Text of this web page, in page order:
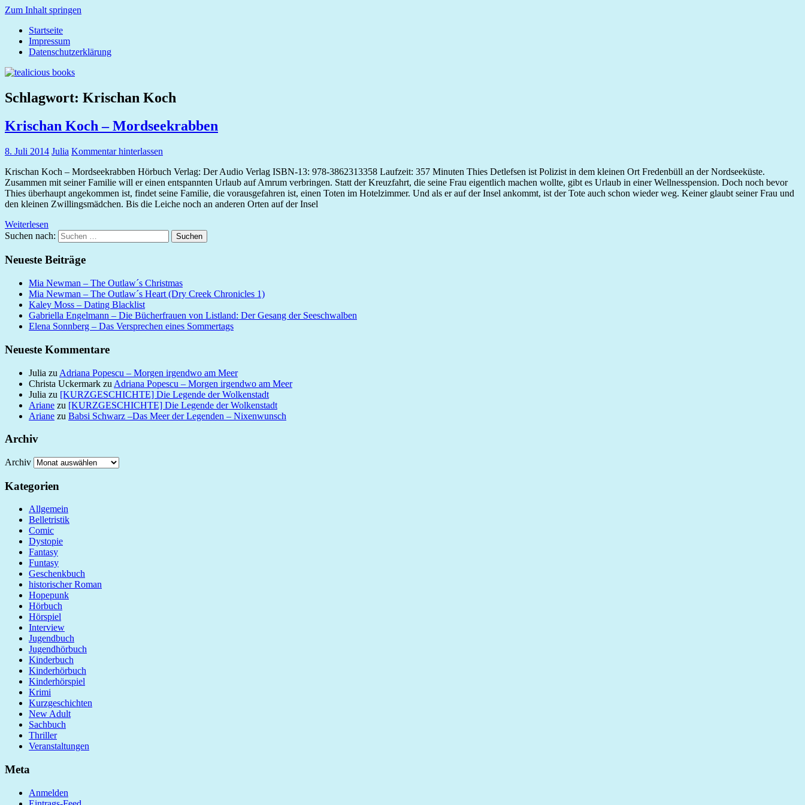
Zum Inhalt springen
tealicious
books
Startseite
Impressum
Datenschutzerklärung
Schlagwort: Krischan Koch
Krischan Koch – Mordseekrabben
8. Juli 2014 Julia Kommentar hinterlassen
Krischan Koch – Mordseekrabben Hörbuch Verlag: Der Audio Verlag ISBN-13: 978-3862313358 Laufzeit: 357 Minuten Thies Detlefsen ist Polizist in dem kleinen Ort Fredenbüll an der Nordseeküste.
Zusammen mit seiner Familie will er einen entspannten Urlaub auf Amrum verbringen. Statt der Kreuzfahrt, die seine Frau eigentlich machen wollte, gibt es Urlaub in einer Wellnesspension. Doch noch bevor
Thies überhaupt angekommen ist, findet seine Familie, die vorausgefahren ist, einen Toten im Hotelzimmer. Und als er auf der Insel ankommt, ist der Tote auch schon wieder weg. Keiner glaubt seiner Frau und
den kleinen Zwillingsmädchen. Bis die Leiche noch an anderen Orten auf der Insel
Weiterlesen
Suchen nach:
Suchen
Neueste Beiträge
Mia Newman – The Outlaw´s Christmas
Mia Newman – The Outlaw´s Heart (Dry Creek Chronicles 1)
Kaley Moss – Dating Blacklist
Gabriella Engelmann – Die Bücherfrauen von Listland: Der Gesang der Seeschwalben
Elena Sonnberg – Das Versprechen eines Sommertags
Neueste Kommentare
Julia zu Adriana Popescu – Morgen irgendwo am Meer
Christa Uckermark zu Adriana Popescu – Morgen irgendwo am Meer
Julia zu [KURZGESCHICHTE] Die Legende der Wolkenstadt
Ariane zu [KURZGESCHICHTE] Die Legende der Wolkenstadt
Ariane zu Babsi Schwarz –Das Meer der Legenden – Nixenwunsch
Archiv
Archiv
Kategorien
Allgemein
Belletristik
Comic
Dystopie
Fantasy
Funtasy
Geschenkbuch
historischer Roman
Hopepunk
Hörbuch
Hörspiel
Interview
Jugendbuch
Jugendhörbuch
Kinderbuch
Kinderhörbuch
Kinderhörspiel
Krimi
Kurzgeschichten
New Adult
Sachbuch
Thriller
Veranstaltungen
Meta
Anmelden